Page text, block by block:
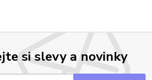
si slevy a novinky